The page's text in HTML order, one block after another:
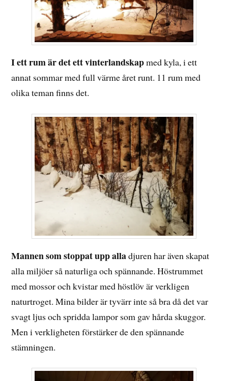
I ett rum är det ett vinterlandskapmed kyla, i ett
annat sommar med full värme året runt. 11 rum med
olika teman finns det.
Mannen som stoppat upp alladjuren har även skapat
alla miljöer så naturliga och spännande. Höstrummet
med mossor och kvistar med höstlöv är verkligen
naturtroget. Mina bilder är tyvärr inte så bra då det var
svagt ljus och spridda lampor som gav hårda skuggor.
Men i verkligheten förstärker de den spännande
stämningen.